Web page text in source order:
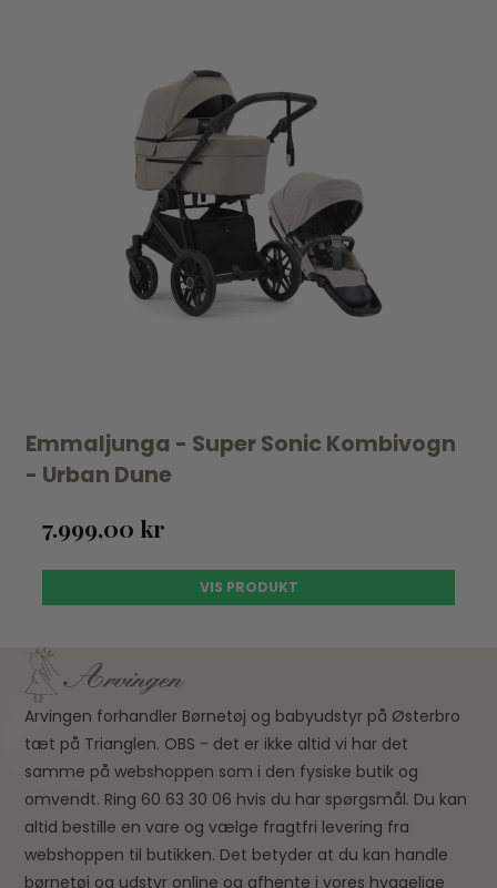
Emmaljunga - Super Sonic Kombivogn
- Urban Dune
7.999,00 kr
VIS PRODUKT
Arvingen forhandler Børnetøj og babyudstyr på Østerbro
tæt på Trianglen. OBS - det er ikke altid vi har det
samme på webshoppen som i den fysiske butik og
omvendt. Ring 60 63 30 06 hvis du har spørgsmål. Du kan
altid bestille en vare og vælge fragtfri levering fra
webshoppen til butikken. Det betyder at du kan handle
børnetøj og udstyr online og afhente i vores hyggelige